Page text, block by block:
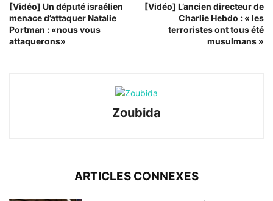
[Vidéo] Un député israélien
menace d’attaquer Natalie
Portman : «nous vous
attaquerons»
[Vidéo] L’ancien directeur de
Charlie Hebdo : « les
terroristes ont tous été
musulmans »
Zoubida
ARTICLES CONNEXES